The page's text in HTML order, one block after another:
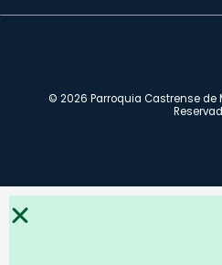
© 2026 Parroquia Castrense de